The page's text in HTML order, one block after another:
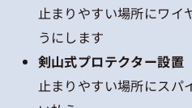
止まりやすい場所にワイ
うにします
剣山式プロテクター設置
止まりやすい場所にスパ